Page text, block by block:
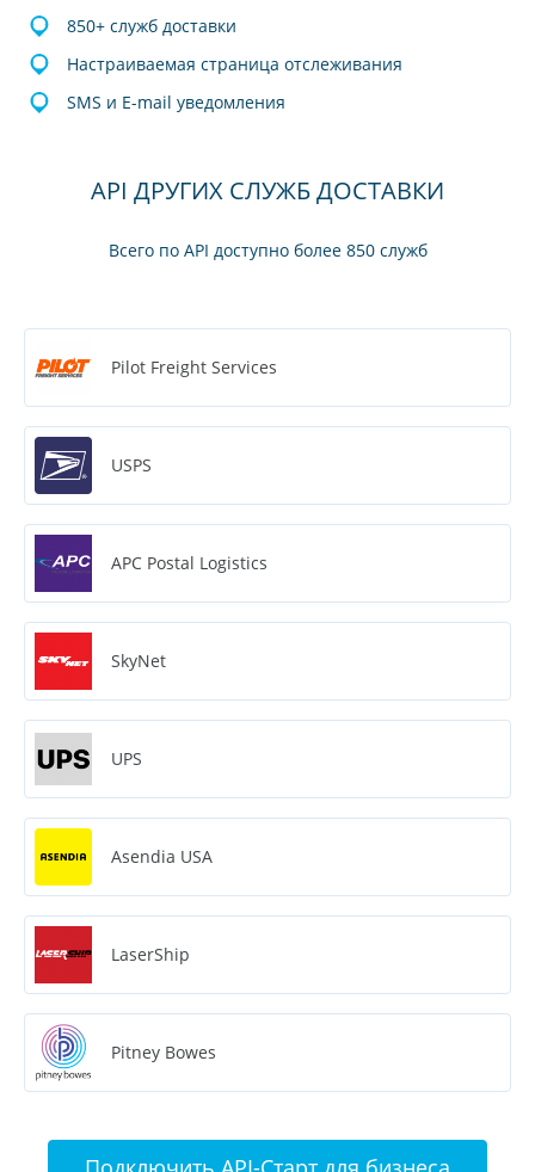
850+ служб доставки
Настраиваемая страница отслеживания
SMS и E-mail уведомления
API ДРУГИХ СЛУЖБ ДОСТАВКИ
Всего по API доступно более 850 служб
Pilot Freight Services
USPS
APC Postal Logistics
SkyNet
UPS
Asendia USA
LaserShip
Pitney Bowes